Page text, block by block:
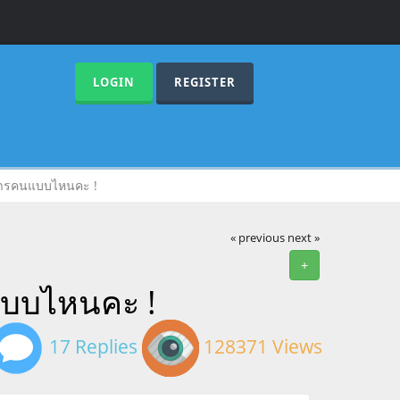
LOGIN REGISTER
คนแบบไหนคะ !
« previous next »
+
บไหนคะ !
17 Replies 128371 Views